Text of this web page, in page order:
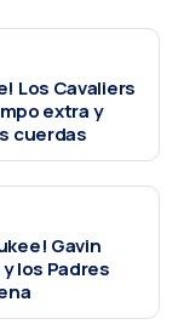
Los Cavaliers
extra y
cuerdas
Gavin
los Padres